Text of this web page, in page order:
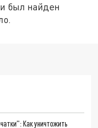
был найден
Как уничтожить